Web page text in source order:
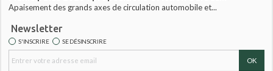
Apaisement des grands axes de circulation automobile et...
Newsletter
S'INSCRIRE SE DÉSINSCRIRE